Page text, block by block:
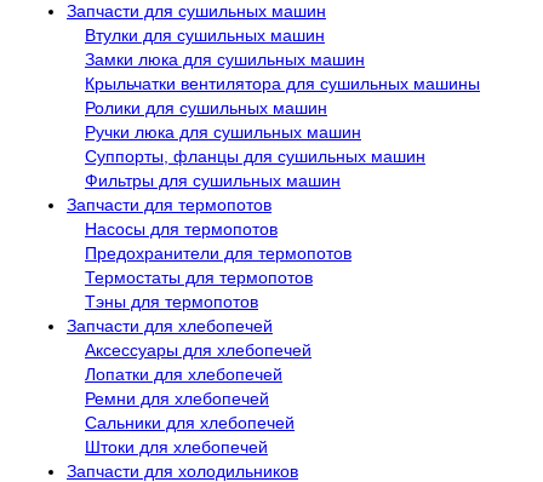
Запчасти для сушильных машин
Втулки для сушильных машин
Замки люка для сушильных машин
Крыльчатки вентилятора для сушильных машины
Ролики для сушильных машин
Ручки люка для сушильных машин
Суппорты, фланцы для сушильных машин
Фильтры для сушильных машин
Запчасти для термопотов
Насосы для термопотов
Предохранители для термопотов
Термостаты для термопотов
Тэны для термопотов
Запчасти для хлебопечей
Аксессуары для хлебопечей
Лопатки для хлебопечей
Ремни для хлебопечей
Сальники для хлебопечей
Штоки для хлебопечей
Запчасти для холодильников